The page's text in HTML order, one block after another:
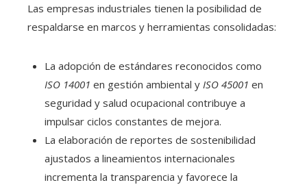
Las empresas industriales tienen la posibilidad de
respaldarse en marcos y herramientas consolidadas:
La adopción de estándares reconocidos como
ISO 14001 en gestión ambiental y ISO 45001 en
seguridad y salud ocupacional contribuye a
impulsar ciclos constantes de mejora.
La elaboración de reportes de sostenibilidad
ajustados a lineamientos internacionales
incrementa la transparencia y favorece la